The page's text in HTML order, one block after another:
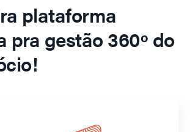
plataforma
pra gestão 360º do